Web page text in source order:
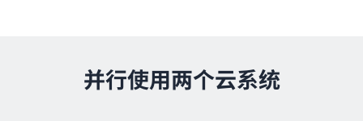
并行使用两个云系统